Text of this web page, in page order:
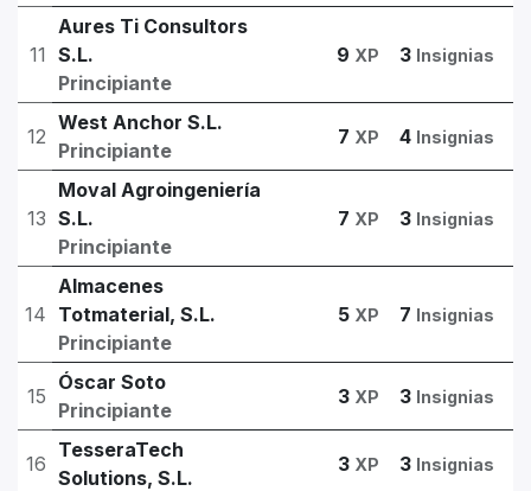
11
Aures Ti Consultors
S.L.
Principiante
9 XP 3 Insignias
12
West Anchor S.L.
Principiante
7 XP 4 Insignias
13
Moval Agroingeniería
S.L.
Principiante
7 XP 3 Insignias
14
Almacenes
Totmaterial, S.L.
Principiante
5 XP 7 Insignias
15
Óscar Soto
Principiante
3 XP 3 Insignias
16
TesseraTech
Solutions, S.L.
3 XP 3 Insignias